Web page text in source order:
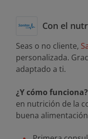
Con el
Seas o no cliente,
personalizada.
adaptado a ti.
¿Y cómo funciona?
en nutrición de la
buena